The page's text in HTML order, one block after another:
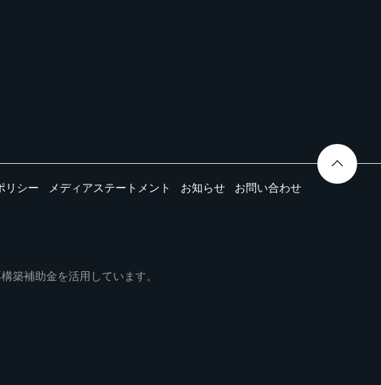
リシー メディアステートメント お知らせ お問い合わせ
補助金を活用しています。